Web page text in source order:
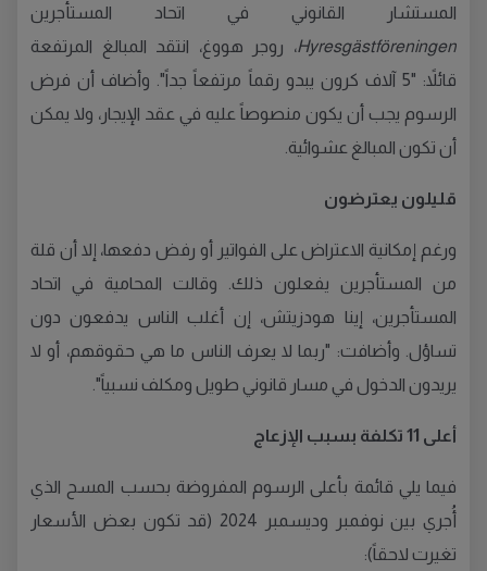
المستشار القانوني في اتحاد المستأجرين
Hyresgästföreningen، روجر هووغ، انتقد المبالغ المرتفعة
قائلاً: "5 آلاف كرون يبدو رقماً مرتفعاً جداً". وأضاف أن فرض
الرسوم يجب أن يكون منصوصاً عليه في عقد الإيجار، ولا يمكن
أن تكون المبالغ عشوائية.
قليلون يعترضون
ورغم إمكانية الاعتراض على الفواتير أو رفض دفعها، إلا أن قلة
من المستأجرين يفعلون ذلك. وقالت المحامية في اتحاد
المستأجرين، إينا هودزيتش، إن أغلب الناس يدفعون دون
تساؤل. وأضافت: "ربما لا يعرف الناس ما هي حقوقهم، أو لا
يريدون الدخول في مسار قانوني طويل ومكلف نسبياً".
أعلى 11 تكلفة بسبب الإزعاج
فيما يلي قائمة بأعلى الرسوم المفروضة بحسب المسح الذي
أُجري بين نوفمبر وديسمبر 2024 (قد تكون بعض الأسعار
تغيرت لاحقاً):